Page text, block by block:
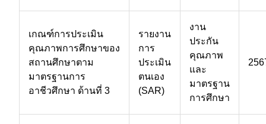
เกณฑ์การประเมิน
คุณภาพการศึกษาของ
สถานศึกษาตาม
มาตรฐานการ
อาชีวศึกษา ด้านที่ 3
รายงาน
การ
ประเมิน
ตนเอง
(SAR)
งาน
ประกัน
คุณภาพ
และ
มาตรฐาน
การศึกษา